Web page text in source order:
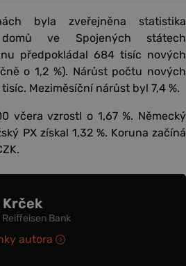
byla zveřejněna statistika
ve Spojených státech
předpokládal 684 tisíc nových
o 1,2 %). Nárůst počtu nových
Meziměsíční nárůst byl 7,4 %.
včera vzrostl o 1,67 %. Německý
PX získal 1,32 %. Koruna začíná
Krček
Bank
autora